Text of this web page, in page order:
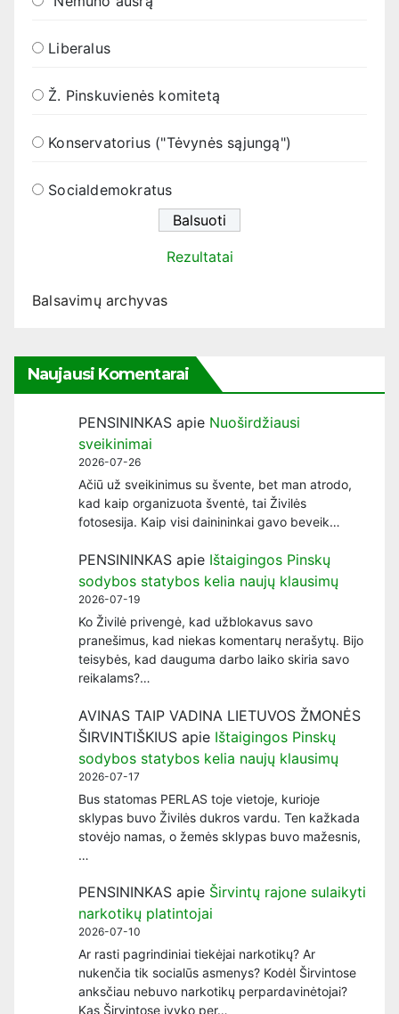
Liberalus
Ž. Pinskuvienės komitetą
Konservatorius ("Tėvynės sąjungą")
Socialdemokratus
Rezultatai
Balsavimų archyvas
Naujausi Komentarai
PENSININKAS apie Nuoširdžiausi
sveikinimai
2026-07-26
Ačiū už sveikinimus su švente, bet man atrodo,
kad kaip organizuota šventė, tai Živilės
fotosesija. Kaip visi dainininkai gavo beveik…
PENSININKAS apie Ištaigingos Pinskų
sodybos statybos kelia naujų klausimų
2026-07-19
Ko Živilė privengė, kad užblokavus savo
pranešimus, kad niekas komentarų nerašytų. Bijo
teisybės, kad dauguma darbo laiko skiria savo
reikalams?…
AVINAS TAIP VADINA LIETUVOS ŽMONĖS
ŠIRVINTIŠKIUS apie Ištaigingos Pinskų
sodybos statybos kelia naujų klausimų
2026-07-17
Bus statomas PERLAS toje vietoje, kurioje
sklypas buvo Živilės dukros vardu. Ten kažkada
stovėjo namas, o žemės sklypas buvo mažesnis,
…
PENSININKAS apie Širvintų rajone sulaikyti
narkotikų platintojai
2026-07-10
Ar rasti pagrindiniai tiekėjai narkotikų? Ar
nukenčia tik socialūs asmenys? Kodėl Širvintose
anksčiau nebuvo narkotikų perpardavinėtojai?
Kas Širvintose įvyko per…